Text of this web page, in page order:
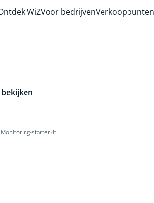
WiZVoor bedrijvenVerkooppunten
Monitoring-starterkit